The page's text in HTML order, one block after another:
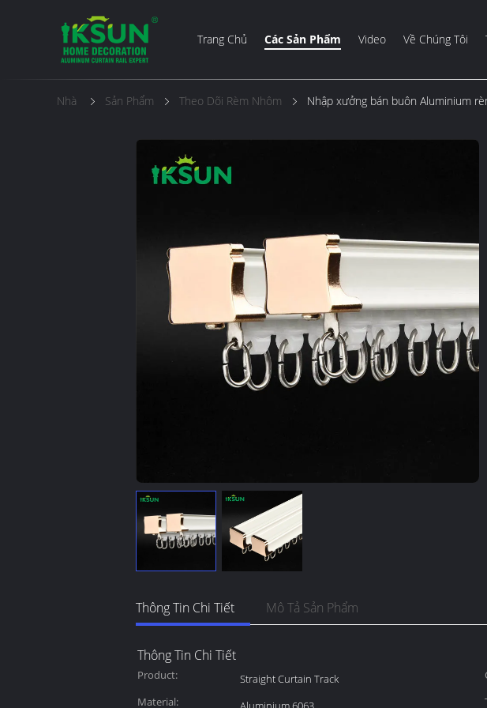
Trang Chủ Các Sản Phẩm Video Về Chúng Tôi
Nhà Sản Phẩm Theo Dõi Rèm Nhôm Nhập xưởng bán buôn Aluminium
Thông Tin Chi Tiết Mô Tả Sản Phẩm
Thông Tin Chi Tiết
Product: Straight Curtain Track
Material: